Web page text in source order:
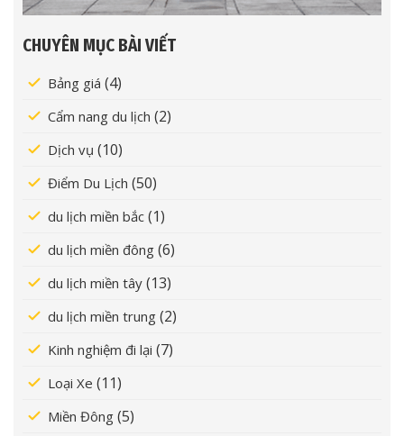
CHUYÊN MỤC BÀI VIẾT
Bảng giá (4)
Cẩm nang du lịch (2)
Dịch vụ (10)
Điểm Du Lịch (50)
du lịch miền bắc (1)
du lịch miền đông (6)
du lịch miền tây (13)
du lịch miền trung (2)
Kinh nghiệm đi lại (7)
Loại Xe (11)
Miền Đông (5)